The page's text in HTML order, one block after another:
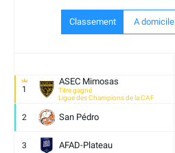
Classement A domicile
1
ASEC Mimosas
Titre gagné
Ligue des Champions de la CAF
2 San Pédro
3 AFAD-Plateau